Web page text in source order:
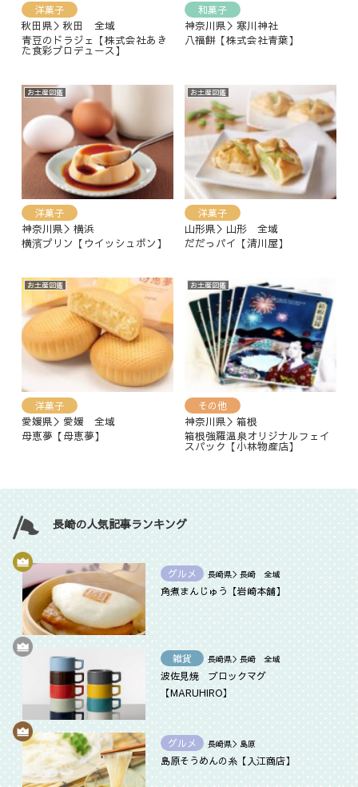
洋菓子
秋田県＞秋田 全域
青豆のドラジェ【株式会社あき
た食彩プロデュース】
和菓子
神奈川県＞寒川神社
八福餅【株式会社青葉】
お土産図鑑
洋菓子
神奈川県＞横浜
横濱プリン【ウイッシュボン】
お土産図鑑
洋菓子
山形県＞山形 全域
だだっパイ【清川屋】
お土産図鑑
洋菓子
愛媛県＞愛媛 全域
母恵夢【母恵夢】
お土産図鑑
その他
神奈川県＞箱根
箱根強羅温泉オリジナルフェイ
スパック【小林物産店】
長崎の人気記事ランキング
グルメ 長崎県＞長崎 全域
角煮まんじゅう【岩崎本舗】
雑貨 長崎県＞長崎 全域
波佐見焼 ブロックマグ
【MARUHIRO】
グルメ 長崎県＞島原
島原そうめんの糸【入江商店】